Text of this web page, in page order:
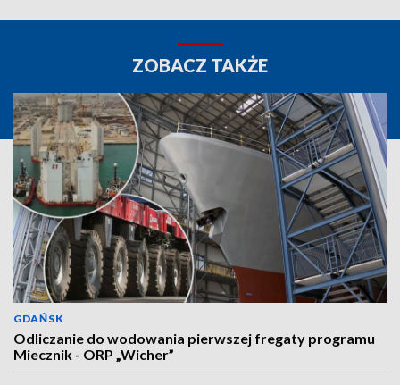
ZOBACZ TAKŻE
GDAŃSK
Odliczanie do wodowania pierwszej fregaty programu
Miecznik - ORP „Wicher”